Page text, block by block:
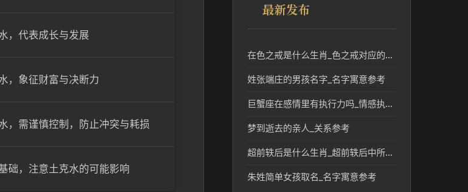
，代表成长与发展
，象征财富与决断力
，需谨慎控制，防止冲突与耗损
础，注意土克水的可能影响
最新发布
在色之戒是什么生肖_色之戒对应的生肖文化与传统解读
姓张端庄的男孩名字_名字寓意参考
巨蟹座在感情里有执行力吗_情感执行力解析
梦到逝去的亲人_关系参考
超前轶后是什么生肖_超前轶后中所指的生肖含义解析
朱姓简单女孩取名_名字寓意参考